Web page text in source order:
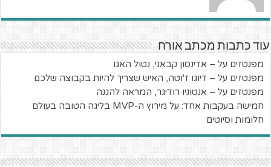
עוד כתבות מכתב אורח
מפנטזים על – אדינסון קבאני, נטול האגו
מפנטזים על – דיוגו ז'וטה, האיש שצריך להיות בקבוצה שלכם
מפנטזים על – אנטוניו רודיגר, המראה להגנה
חמישה בעקבות אחד: על מירוץ ה-MVP בליגה הטובה בעולם
חלומות וסיוטים